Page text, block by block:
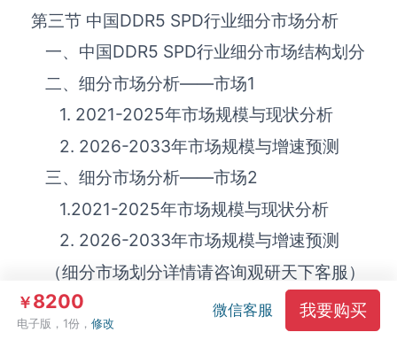
第三节 中国DDR5 SPD‌‌‌行业细分市场分析
一、中国DDR5 SPD‌‌‌行业细分市场结构划分
二、细分市场分析——市场1
1. 2021-2025年市场规模与现状分析
2. 2026-2033年市场规模与增速预测
三、细分市场分析——市场2
1.2021-2025年市场规模与现状分析
2. 2026-2033年市场规模与增速预测
（细分市场划分详情请咨询观研天下客服）
第八章 中国DDR5 SPD 行业市场竞争分析
￥8200
电子版，1份，修改
微信客服 我要购买